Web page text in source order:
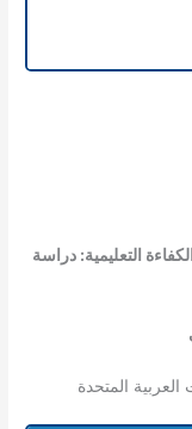
التعليمية: دراسة
المتحدة